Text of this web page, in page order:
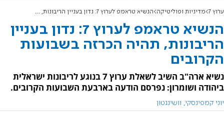
ערוץ 7 מדיניות ופוליטיקה הנשיא טראמפ לערוץ 7: נדון בעניין הריבונות, תהיה הכרזה בשבועות הקרובים
הנשיא טראמפ לערוץ 7: נדון בעניין
הריבונות, תהיה הכרזה בשבועות
הקרובים
נשיא ארה"ב השיב לשאלת ערוץ 7 בנוגע לריבונות ישראלית
ביהודה ושומרון: נפרסם הודעה בארבעת השבועות הקרובים.
יוני קמפינסקי, וושינגטון